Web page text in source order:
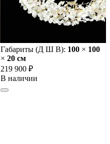
Габариты (Д Ш В): 100 × 100
× 20 cм
219 900 ₽
В наличии